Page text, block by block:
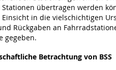
Stationen übertragen werden
in die vielschichtigen
Rückgaben an
gegeben.
Betrachtung von BSS